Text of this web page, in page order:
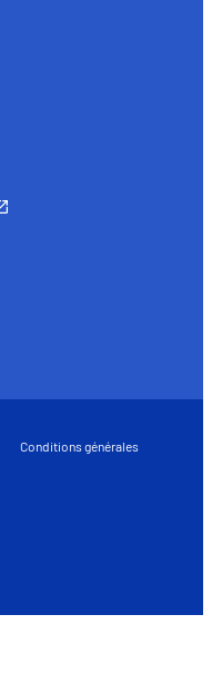
Conditions générales